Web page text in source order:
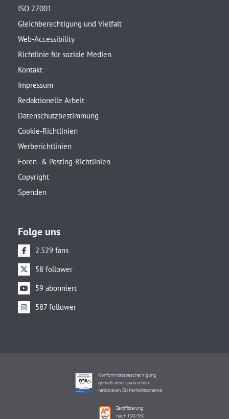
ISO 27001
Gleichberechtigung und Vielfalt
Web-Accessibility
Richtlinie für soziale Medien
Kontakt
Impressum
Redaktionelle Arbeit
Datenschutzbestimmung
Cookie-Richtlinien
Werberichtlinien
Foren- & Posting-Richtlinien
Copyright
Spenden
Folge uns
2.529 fans
58 follower
59 abonniert
587 follower
Konformitätsbescheinigung
gemäß dem spanischen
nationalen Sicherheitsschema
Zertifizierung
nach ISO/IEC